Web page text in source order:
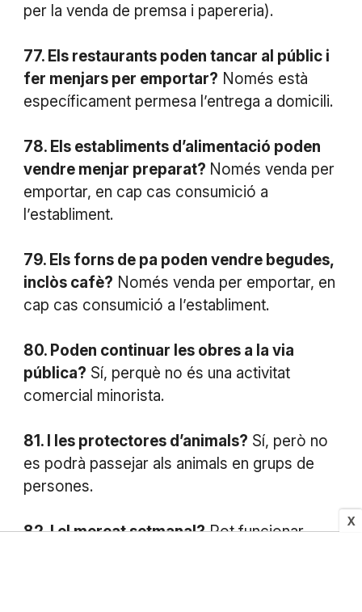
X
per la venda de premsa i papereria).
77. Els restaurants poden tancar al públic i
fer menjars per emportar? Només està
específicament permesa l’entrega a domicili.
78. Els establiments d’alimentació poden
vendre menjar preparat? Només venda per
emportar, en cap cas consumició a
l’establiment.
79. Els forns de pa poden vendre begudes,
inclòs cafè? Només venda per emportar, en
cap cas consumició a l’establiment.
80. Poden continuar les obres a la via
pública? Sí, perquè no és una activitat
comercial minorista.
81. I les protectores d’animals? Sí, però no
es podrà passejar als animals en grups de
persones.
82. I el mercat setmanal?Pot funcionar,